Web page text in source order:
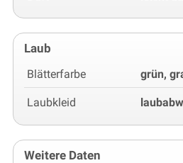
Laub
Blätterfarbe grün,
Laubkleid
Weitere Daten